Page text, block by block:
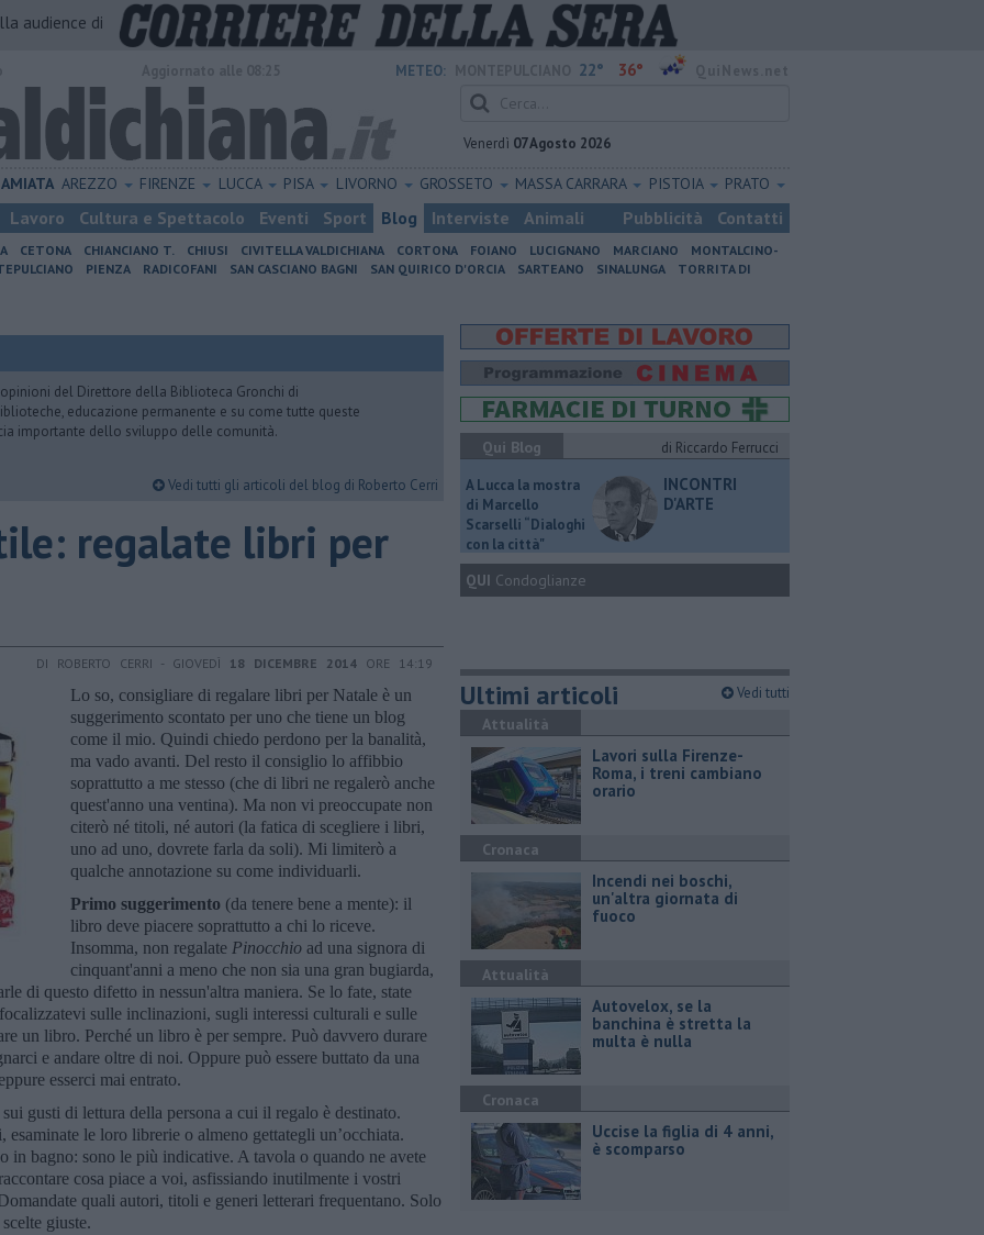
audience di
METEO: 22° 36°
Venerdì 07 Agosto 2026
AMIATA AREZZO FIRENZE LUCCA PISA LIVORNO GROSSETO MASSA CARRARA PISTOIA PRATO
Lavoro Cultura e Spettacolo Eventi Sport Blog Interviste Animali Pubblicità Contatti
CETONA CHIANCIANO T. CHIUSI CIVITELLA VALDICHIANA CORTONA FOIANO LUCIGNANO MARCIANO
MONTALCINO-
PIENZA RADICOFANI SAN CASCIANO BAGNI SAN QUIRICO D'ORCIA SARTEANO SINALUNGA
TORRITA DI
opinioni del Direttore della Biblioteca Gronchi di
educazione permanente e su come tutte queste
importante dello sviluppo delle comunità.
Vedi tutti gli articoli del blog di Roberto Cerri
regalate libri per
DI ROBERTO CERRI - GIOVEDÌ 18 DICEMBRE 2014 ORE 14:19
Lo so, consigliare di regalare libri per Natale è un
suggerimento scontato per uno che tiene un blog
come il mio. Quindi chiedo perdono per la banalità,
ma vado avanti. Del resto il consiglio lo affibbio
soprattutto a me stesso (che di libri ne regalerò anche
quest'anno una ventina). Ma non vi preoccupate non
citerò né titoli, né autori (la fatica di scegliere i libri,
uno ad uno, dovrete farla da soli). Mi limiterò a
qualche annotazione su come individuarli.
Primo suggerimento (da tenere bene a mente): il
libro deve piacere soprattutto a chi lo riceve.
Insomma, non regalate Pinocchio ad una signora di
cinquant'anni a meno che non sia una gran bugiarda,
di questo difetto in nessun'altra maniera. Se lo fate, state
sulle inclinazioni, sugli interessi culturali e sulle
un libro. Perché un libro è per sempre. Può davvero durare
e andare oltre di noi. Oppure può essere buttato da una
esserci mai entrato.
gusti di lettura della persona a cui il regalo è destinato.
esaminate le loro librerie o almeno gettategli un’occhiata.
in bagno: sono le più indicative. A tavola o quando ne avete
cosa piace a voi, asfissiando inutilmente i vostri
quali autori, titoli e generi letterari frequentano. Solo
giuste.
Qui Blog
di Riccardo Ferrucci
A Lucca la mostra
di Marcello
Scarselli “Dialoghi
con la città"
INCONTRI
D'ARTE
QUI Condoglianze
Ultimi articoli Vedi tutti
Attualità
Lavori sulla Firenze-
Roma, i treni cambiano
orario
Cronaca
Incendi nei boschi,
un'altra giornata di
fuoco
Attualità
Autovelox, se la
banchina è stretta la
multa è nulla
Cronaca
Uccise la figlia di 4 anni,
è scomparso